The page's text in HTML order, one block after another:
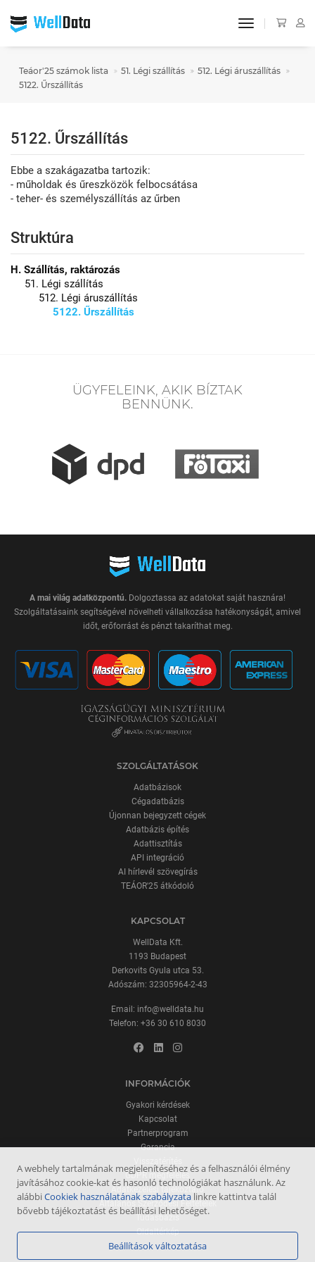
toggle
Teáor'25 számok lista 51. Légi szállítás
512. Légi áruszállítás
5122. Űrszállítás
5122. Űrszállítás
Ebbe a szakágazatba tartozik:
- műholdak és űreszközök felbocsátása
- teher- és személyszállítás az űrben
Struktúra
H. Szállítás, raktározás
51. Légi szállítás
512. Légi áruszállítás
5122. Űrszállítás
ÜGYFELEINK, AKIK BÍZTAK
BENNÜNK.
A mai világ adatközpontú. Dolgoztassa az adatokat saját hasznára!
Szolgáltatásaink segítségével növelheti vállalkozása hatékonyságát, amivel
időt, erőforrást és pénzt takaríthat meg.
SZOLGÁLTATÁSOK
Adatbázisok
Cégadatbázis
Újonnan bejegyzett cégek
Adatbázis építés
Adattisztítás
API integráció
AI hírlevél szövegírás
TEÁOR'25 átkódoló
KAPCSOLAT
WellData Kft.
1193 Budapest
Derkovits Gyula utca 53.
Adószám: 32305964-2-43
Email: info@welldata.hu
Telefon: +36 30 610 8030
INFORMÁCIÓK
Gyakori kérdések
Kapcsolat
Partnerprogram
Garancia
GDPR megfelelés
Adatkezelési tájékoztató
Általános Szerződési Feltételek
Tudásbázis
Oldaltérkép
A webhely tartalmának megjelenítéséhez és a felhasználói élmény
javításához cookie-kat és hasonló technológiákat használunk. Az
alábbiCookiek használatának szabályzata linkre kattintva talál
bővebb tájékoztatást és beállítási lehetőséget.
Beállítások változtatása